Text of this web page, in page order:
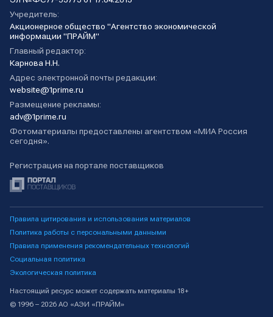
Учредитель:
Акционерное общество "Агентство экономической
информации "ПРАЙМ"
Главный редактор:
Карнова Н.Н.
Адрес электронной почты редакции:
website@1prime.ru
Размещение рекламы:
adv@1prime.ru
Фотоматериалы предоставлены агентством «МИА Россия
сегодня».
Регистрация на портале поставщиков
Правила цитирования и использования материалов
Политика работы с персональными данными
Правила применения рекомендательных технологий
Социальная политика
Экологическая политика
Настоящий ресурс может содержать материалы 18+
© 1996 – 2026 АО «АЭИ «ПРАЙМ»